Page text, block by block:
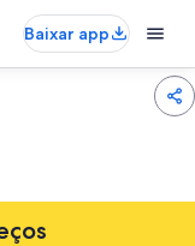
Baixar app